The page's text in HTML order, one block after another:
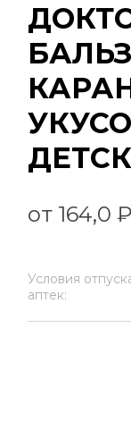
от 164,0 ₽
Условия
аптек: